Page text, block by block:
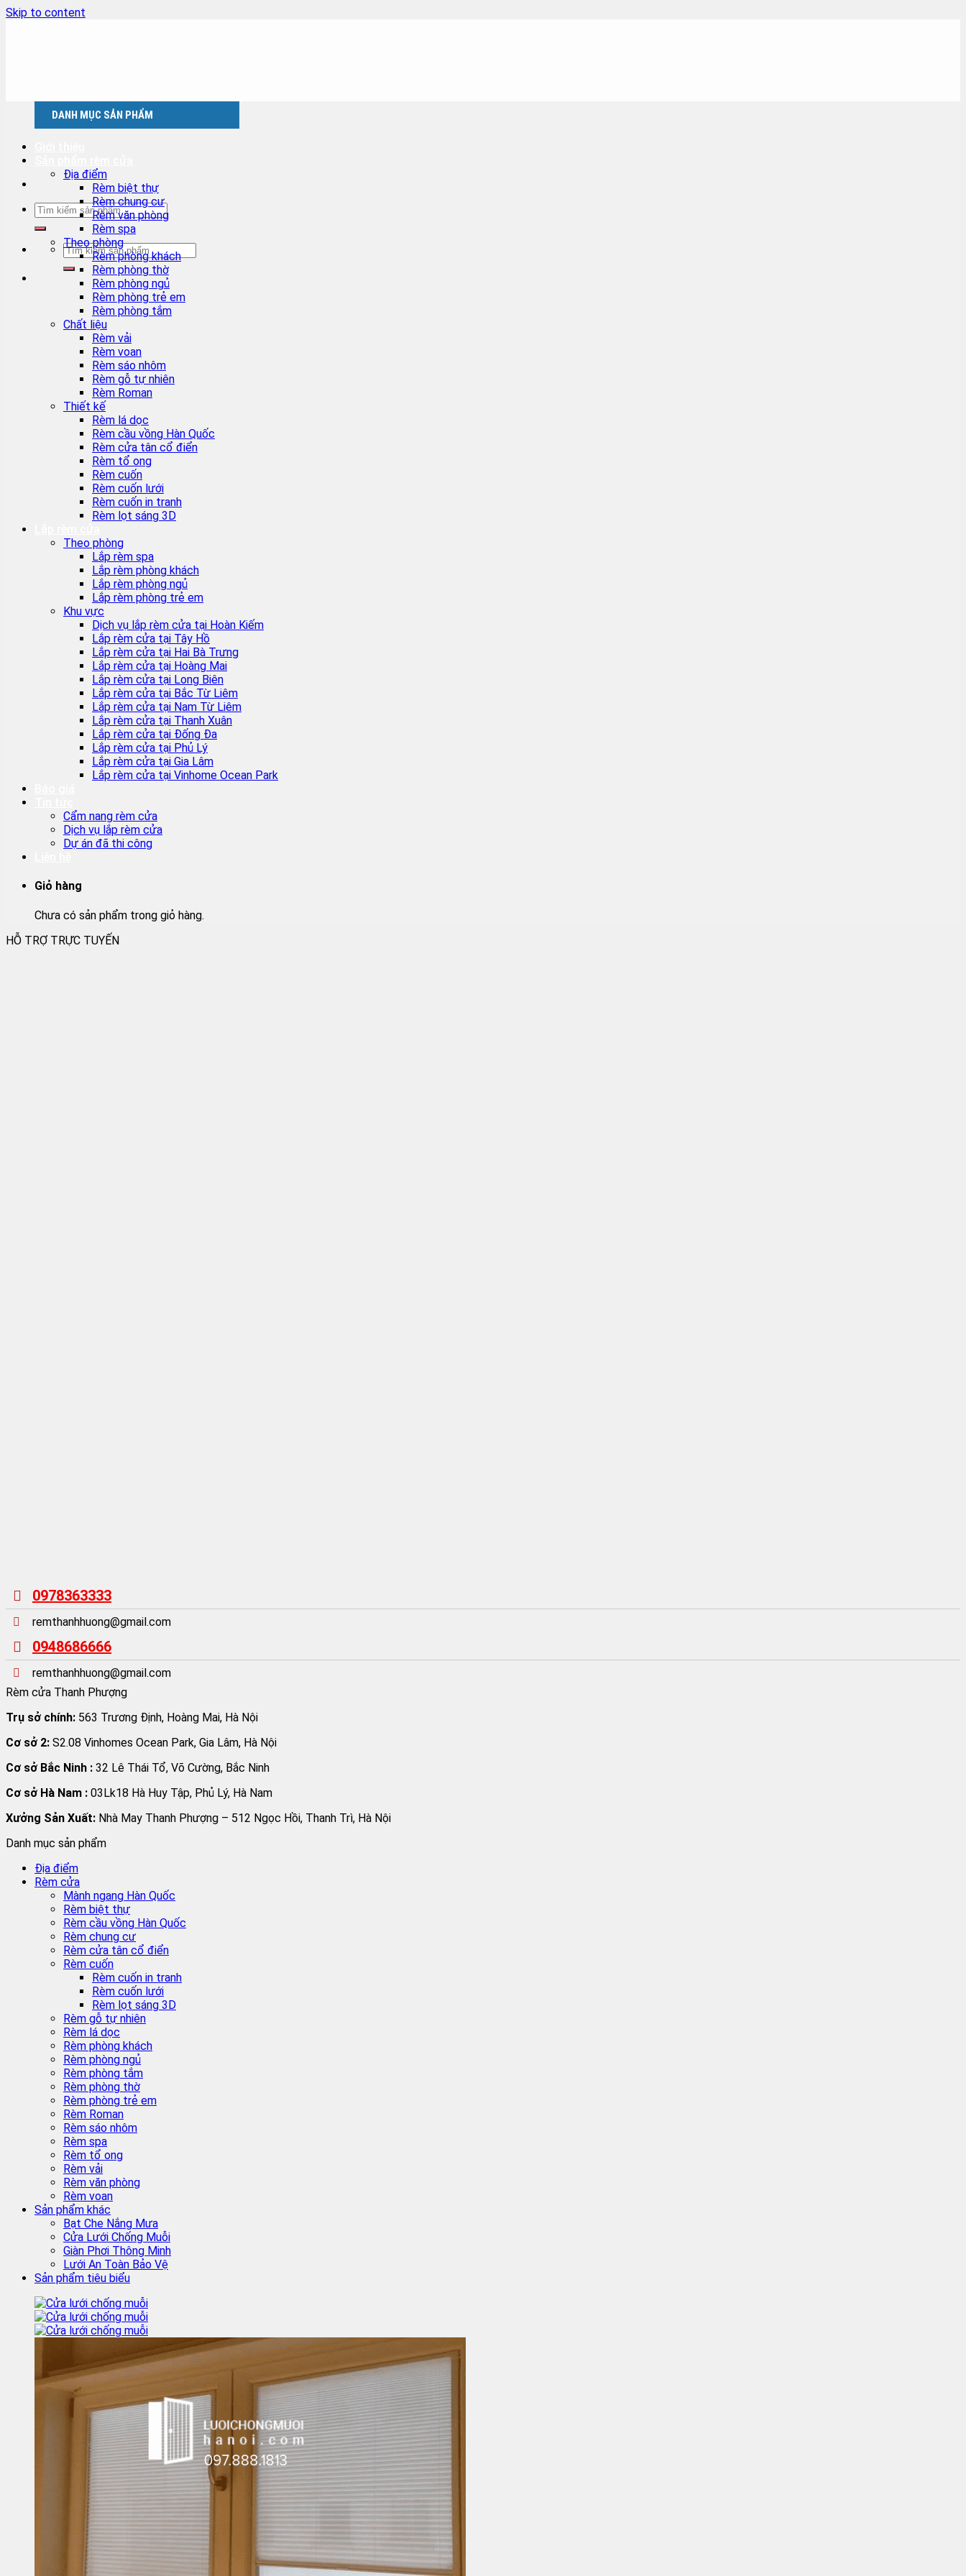
Skip to content
DANH MỤC SẢN PHẨM
Địa điểm
Rèm biệt thự
Rèm chung cư
Rèm văn phòng
Rèm spa
Theo phòng
Rèm phòng khách
Rèm phòng thờ
Rèm phòng ngủ
Rèm phòng trẻ em
Rèm phòng tắm
Chất liệu
Rèm vải
Rèm voan
Rèm sáo nhôm
Rèm gỗ tự nhiên
Rèm Roman
Thiết kế
Rèm lá dọc
Rèm cầu vồng Hàn Quốc
Rèm cửa tân cổ điển
Rèm tổ ong
Rèm cuốn
Rèm cuốn lưới
Rèm cuốn in tranh
Rèm lọt sáng 3D
Theo phòng
Lắp rèm spa
Lắp rèm phòng khách
Lắp rèm phòng ngủ
Lắp rèm phòng trẻ em
Khu vực
Dịch vụ lắp rèm cửa tại Hoàn Kiếm
Lắp rèm cửa tại Tây Hồ
Lắp rèm cửa tại Hai Bà Trưng
Lắp rèm cửa tại Hoàng Mai
Lắp rèm cửa tại Long Biên
Lắp rèm cửa tại Bắc Từ Liêm
Lắp rèm cửa tại Nam Từ Liêm
Lắp rèm cửa tại Thanh Xuân
Lắp rèm cửa tại Đống Đa
Lắp rèm cửa tại Phủ Lý
Lắp rèm cửa tại Gia Lâm
Lắp rèm cửa tại Vinhome Ocean Park
Cẩm nang rèm cửa
Dịch vụ lắp rèm cửa
Dự án đã thi công
Giỏ hàng
Chưa có sản phẩm trong giỏ hàng.
HỖ TRỢ TRỰC TUYẾN
0978363333
remthanhhuong@gmail.com
0948686666
remthanhhuong@gmail.com
Rèm cửa Thanh Phượng
Trụ sở chính: 563 Trương Định, Hoàng Mai, Hà Nội
Cơ sở 2: S2.08 Vinhomes Ocean Park, Gia Lâm, Hà Nội
Cơ sở Bắc Ninh : 32 Lê Thái Tổ, Võ Cường, Bắc Ninh
Cơ sở Hà Nam : 03Lk18 Hà Huy Tập, Phủ Lý, Hà Nam
Xưởng Sản Xuất: Nhà May Thanh Phượng – 512 Ngọc Hồi, Thanh Trì, Hà Nội
Danh mục sản phẩm
Địa điểm
Rèm cửa
Mành ngang Hàn Quốc
Rèm biệt thự
Rèm cầu vồng Hàn Quốc
Rèm chung cư
Rèm cửa tân cổ điển
Rèm cuốn
Rèm cuốn in tranh
Rèm cuốn lưới
Rèm lọt sáng 3D
Rèm gỗ tự nhiên
Rèm lá dọc
Rèm phòng khách
Rèm phòng ngủ
Rèm phòng tắm
Rèm phòng thờ
Rèm phòng trẻ em
Rèm Roman
Rèm sáo nhôm
Rèm spa
Rèm tổ ong
Rèm vải
Rèm văn phòng
Rèm voan
Sản phẩm khác
Bạt Che Nắng Mưa
Cửa Lưới Chống Muỗi
Giàn Phơi Thông Minh
Lưới An Toàn Bảo Vệ
Sản phẩm tiêu biểu